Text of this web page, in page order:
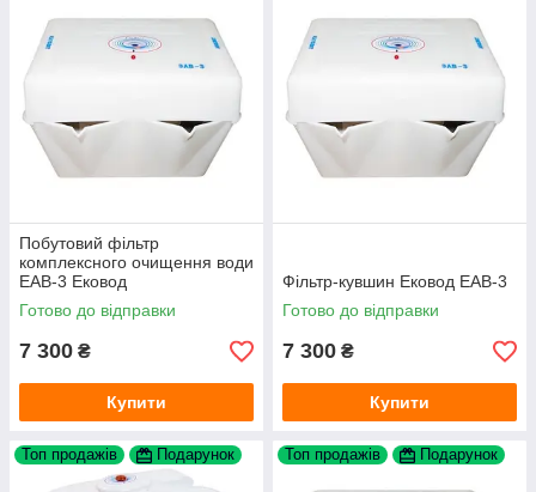
Побутовий фільтр
комплексного очищення води
ЕАВ-3 Ековод
Готово до відправки
7 300 ₴
Купити
Фільтр-кувшин Ековод ЕАВ-3
Готово до відправки
7 300 ₴
Купити
Топ продажів Подарунок Топ продажів Подарунок